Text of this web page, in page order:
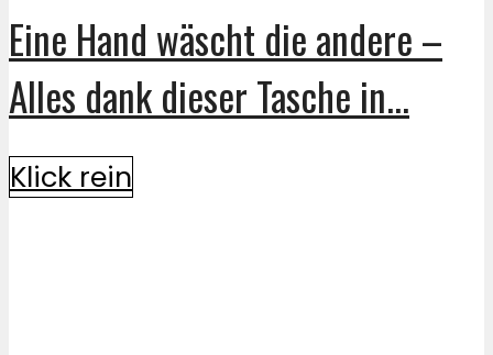
Eine Hand wäscht die andere –
Alles dank dieser Tasche in...
Klick rein